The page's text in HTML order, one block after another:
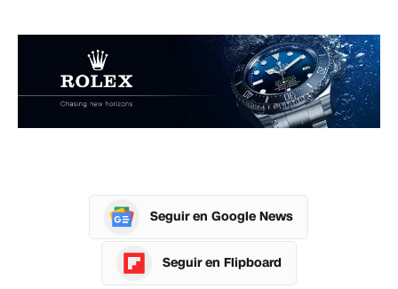
Seguir en Google News
Seguir en Flipboard